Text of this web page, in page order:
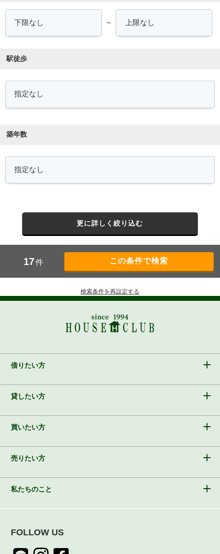
～
駅徒歩
築年数
更に詳しく絞り込む
17件
検索条件を再設定する
借りたい方
貸したい方
買いたい方
売りたい方
私たちのこと
FOLLOW US